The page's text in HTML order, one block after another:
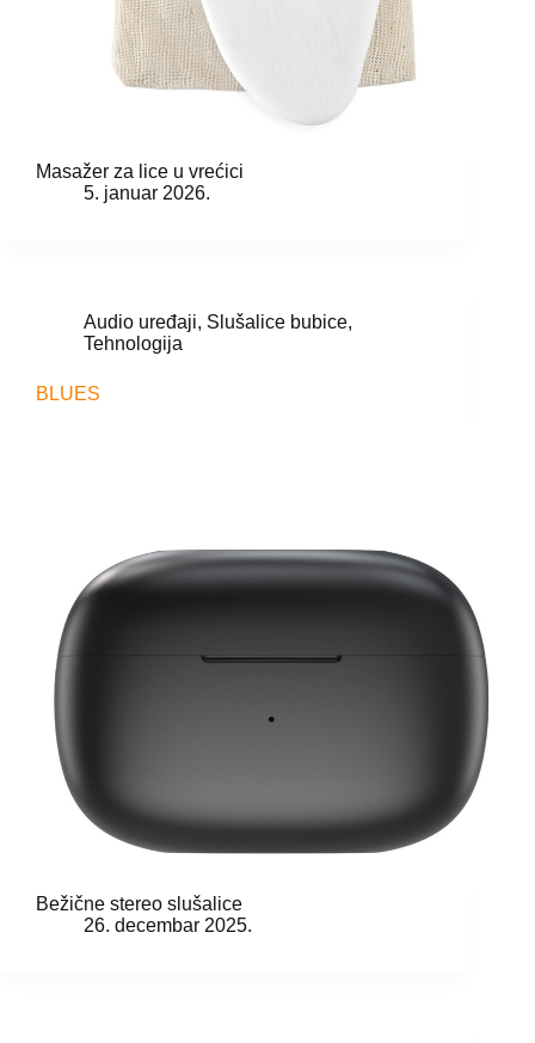
Masažer za lice u vrećici
5. januar 2026.
Audio uređaji, Slušalice bubice,
Tehnologija
BLUES
Bežične stereo slušalice
26. decembar 2025.